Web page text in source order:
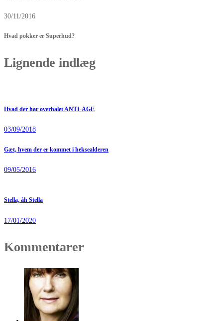
30/11/2016
Hvad pokker er Superhud?
Lignende indlæg
Hvad der har overhalet ANTI-AGE
03/09/2018
Gæt, hvem der er kommet i heksealderen
09/05/2016
Stella, åh Stella
17/01/2020
Kommentarer